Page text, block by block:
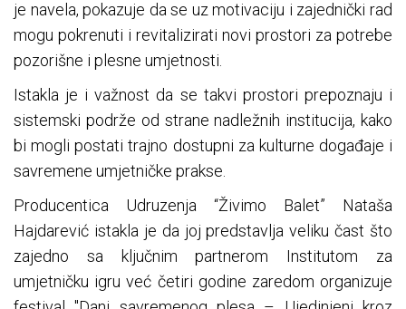
je navela, pokazuje da se uz motivaciju i zajednički rad
mogu pokrenuti i revitalizirati novi prostori za potrebe
pozorišne i plesne umjetnosti.
Istakla je i važnost da se takvi prostori prepoznaju i
sistemski podrže od strane nadležnih institucija, kako
bi mogli postati trajno dostupni za kulturne događaje i
savremene umjetničke prakse.
Producentica Udruzenja “Živimo Balet” Nataša
Hajdarević istakla je da joj predstavlja veliku čast što
zajedno sa ključnim partnerom Institutom za
umjetničku igru već četiri godine zaredom organizuje